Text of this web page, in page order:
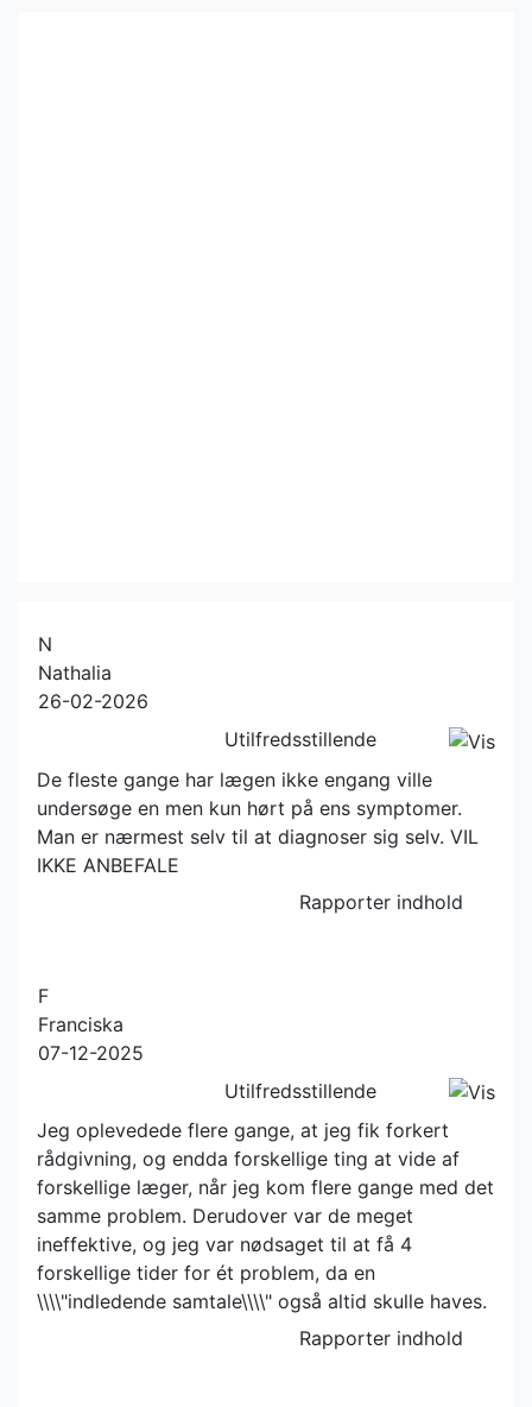
N
Nathalia
26-02-2026
Utilfredsstillende
De fleste gange har lægen ikke engang ville
undersøge en men kun hørt på ens symptomer.
Man er nærmest selv til at diagnoser sig selv. VIL
IKKE ANBEFALE
Rapporter indhold
F
Franciska
07-12-2025
Utilfredsstillende
Jeg oplevedede flere gange, at jeg fik forkert
rådgivning, og endda forskellige ting at vide af
forskellige læger, når jeg kom flere gange med det
samme problem. Derudover var de meget
ineffektive, og jeg var nødsaget til at få 4
forskellige tider for ét problem, da en
\\\\"indledende samtale\\\\" også altid skulle haves.
Rapporter indhold